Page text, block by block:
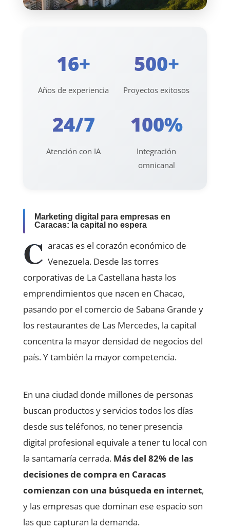
16+
Años de experiencia
500+
Proyectos exitosos
24/7
Atención con IA
100%
Integración
omnicanal
Marketing digital para empresas en
Caracas: la capital no espera
C aracas es el corazón económico de
Venezuela. Desde las torres
corporativas de La Castellana hasta los
emprendimientos que nacen en Chacao,
pasando por el comercio de Sabana Grande y
los restaurantes de Las Mercedes, la capital
concentra la mayor densidad de negocios del
país. Y también la mayor competencia.
En una ciudad donde millones de personas
buscan productos y servicios todos los días
desde sus teléfonos, no tener presencia
digital profesional equivale a tener tu local con
la santamaría cerrada. Más del 82% de las
decisiones de compra en Caracas
comienzan con una búsqueda en internet,
y las empresas que dominan ese espacio son
las que capturan la demanda.